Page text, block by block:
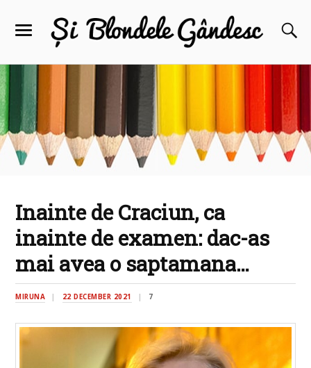
Inainte de Craciun, ca
inainte de examen: dac-as
mai avea o saptamana…
MIRUNA 22 DECEMBER 2021 7